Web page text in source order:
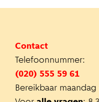
Contact
Telefoonnummer:
(020) 555 59 61
Bereikbaar